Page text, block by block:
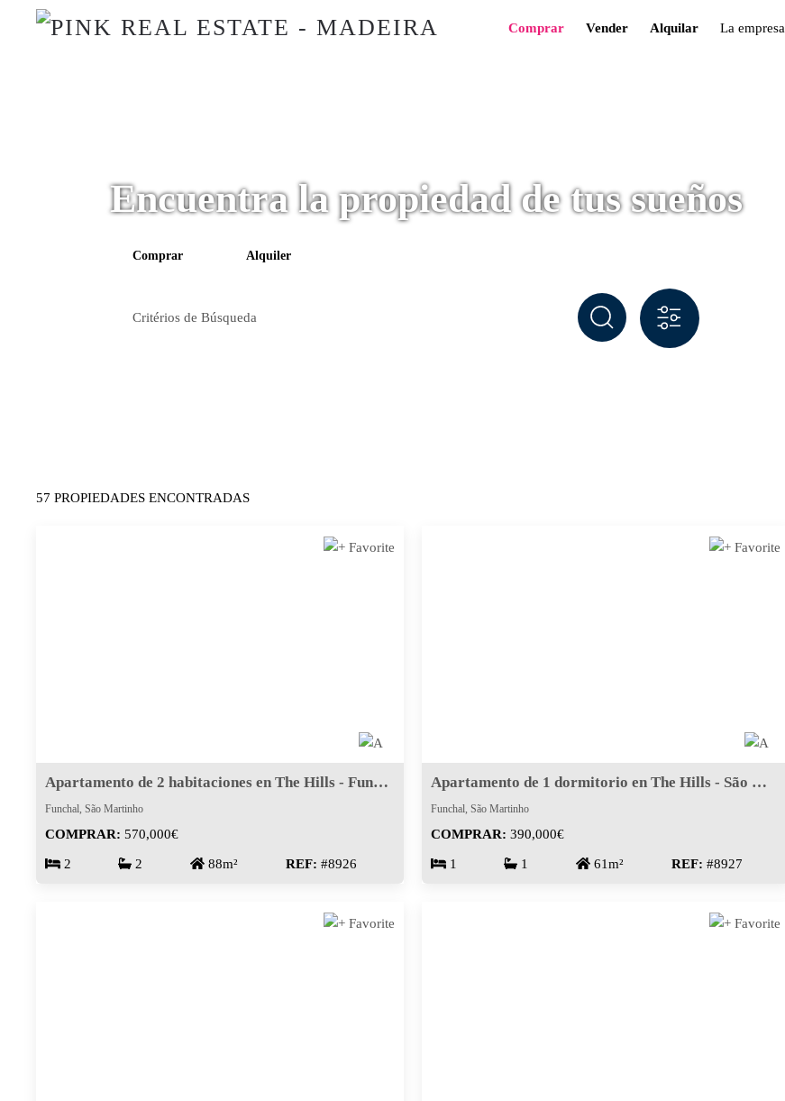
Comprar Vender Alquilar La empresa
Encuentra la propiedad de tus sueños
Comprar Alquiler
57 PROPIEDADES ENCONTRADAS
Apartamento de 2 habitaciones en The Hills - Funchal, São Martinho
Funchal, São Martinho
COMPRAR: 570,000€
2 2 88m² REF: #8926
Apartamento de 1 dormitorio en The Hills - São Martinho, Funchal
Funchal, São Martinho
COMPRAR: 390,000€
1 1 61m² REF: #8927